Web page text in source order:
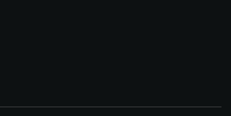
informazioni